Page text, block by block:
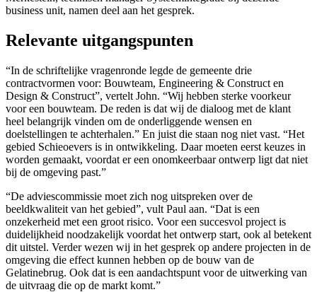
business unit, namen deel aan het gesprek.
Relevante uitgangspunten
“In de schriftelijke vragenronde legde de gemeente drie
contractvormen voor: Bouwteam, Engineering & Construct en
Design & Construct”, vertelt John. “Wij hebben sterke voorkeur
voor een bouwteam. De reden is dat wij de dialoog met de klant
heel belangrijk vinden om de onderliggende wensen en
doelstellingen te achterhalen.” En juist die staan nog niet vast. “Het
gebied Schieoevers is in ontwikkeling. Daar moeten eerst keuzes in
worden gemaakt, voordat er een onomkeerbaar ontwerp ligt dat niet
bij de omgeving past.”
“De adviescommissie moet zich nog uitspreken over de
beeldkwaliteit van het gebied”, vult Paul aan. “Dat is een
onzekerheid met een groot risico. Voor een succesvol project is
duidelijkheid noodzakelijk voordat het ontwerp start, ook al betekent
dit uitstel. Verder wezen wij in het gesprek op andere projecten in de
omgeving die effect kunnen hebben op de bouw van de
Gelatinebrug. Ook dat is een aandachtspunt voor de uitwerking van
de uitvraag die op de markt komt.”